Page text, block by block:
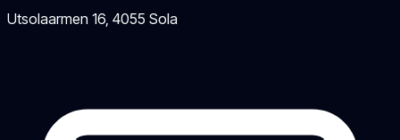
Utsolaarmen 16 4055 Sola